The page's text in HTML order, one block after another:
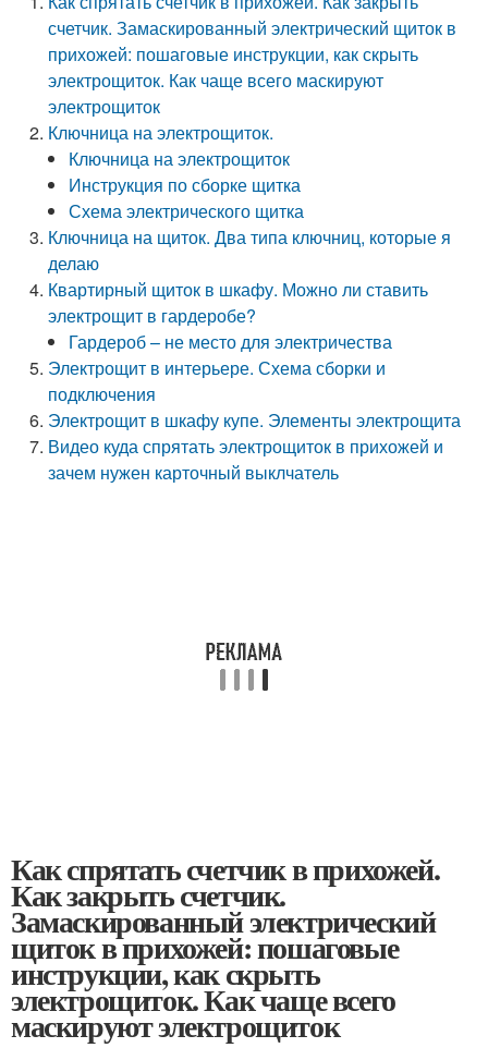
счетчик. Замаскированный электрический щиток в
прихожей: пошаговые инструкции, как скрыть
электрощиток. Как чаще всего маскируют
электрощиток
Ключница на электрощиток.
Ключница на электрощиток
Инструкция по сборке щитка
Схема электрического щитка
Ключница на щиток. Два типа ключниц, которые я
делаю
Квартирный щиток в шкафу. Можно ли ставить
электрощит в гардеробе?
Гардероб – не место для электричества
Электрощит в интерьере. Схема сборки и
подключения
Электрощит в шкафу купе. Элементы электрощита
Видео куда спрятать электрощиток в прихожей и
зачем нужен карточный выклчатель
Как спрятать счетчик в прихожей.
Как закрыть счетчик.
Замаскированный электрический
щиток в прихожей: пошаговые
инструкции, как скрыть
электрощиток. Как чаще всего
маскируют электрощиток